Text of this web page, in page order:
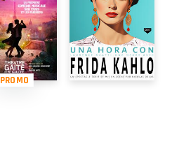
PROMO